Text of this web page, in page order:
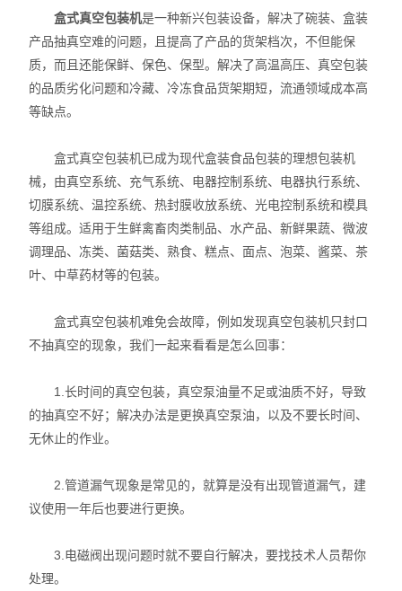
休闲食品真空包装机
热收缩机
全自动给袋真空包装设备
盒式真空包装机是一种新兴包装设备，解决了碗装、盒装
产品抽真空难的问题，且提高了产品的货架档次，不但能保
质，而且还能保鲜、保色、保型。解决了高温高压、真空包装
的品质劣化问题和冷藏、冷冻食品货架期短，流通领域成本高
等缺点。
盒式真空包装机已成为现代盒装食品包装的理想包装机
械，由真空系统、充气系统、电器控制系统、电器执行系统、
切膜系统、温控系统、热封膜收放系统、光电控制系统和模具
等组成。适用于生鲜禽畜肉类制品、水产品、新鲜果蔬、微波
调理品、冻类、菌菇类、熟食、糕点、面点、泡菜、酱菜、茶
叶、中草药材等的包装。
盒式真空包装机难免会故障，例如发现真空包装机只封口
不抽真空的现象，我们一起来看看是怎么回事：
1.长时间的真空包装，真空泵油量不足或油质不好，导致
的抽真空不好；解决办法是更换真空泵油，以及不要长时间、
无休止的作业。
2.管道漏气现象是常见的，就算是没有出现管道漏气，建
议使用一年后也要进行更换。
3.电磁阀出现问题时就不要自行解决，要找技术人员帮你
处理。